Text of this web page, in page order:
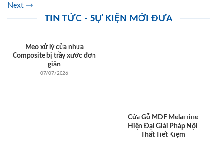
Next →
TIN TỨC - SỰ KIỆN MỚI ĐƯA
Mẹo xử lý cửa nhựa
Composite bị trầy xước đơn
giản
07/07/2026
Cửa Gỗ MDF Melamine
Hiện Đại Giải Pháp Nội
Thất Tiết Kiệm